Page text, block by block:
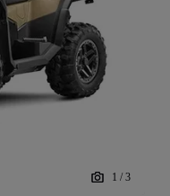
1 / 3